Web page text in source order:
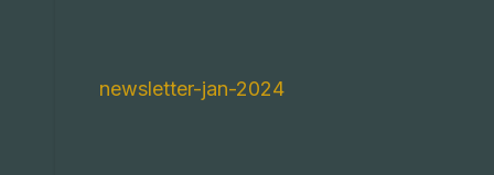
newsletter-jan-2024